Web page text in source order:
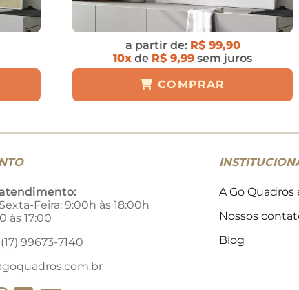
a partir de: R$ 99,90
10x de R$ 9,99 sem juros
COMPRAR
Feira: 9:00h às 18:00h
às 17:00
99673-7140
A Go Quadros
Nossos
Blog